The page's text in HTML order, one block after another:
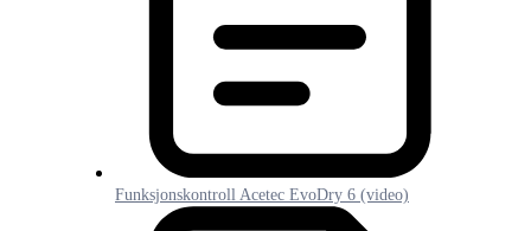
Funksjonskontroll Acetec EvoDry 6 (video)